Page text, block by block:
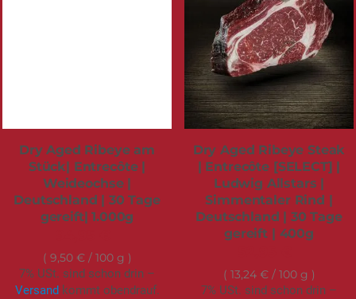
Dry Aged Ribeye am
Stück| Entrecôte |
Weideochse |
Deutschland | 30 Tage
gereift| 1.000g
9,50 €/ 100 g
7% USt. sind schon drin –
Versandkommt obendrauf.
Dry Aged Ribeye Steak
| Entrecôte [SELECT] |
Ludwig Allstars |
Simmentaler Rind |
Deutschland | 30 Tage
gereift | 400g
13,24 €/ 100 g
7% USt. sind schon drin –